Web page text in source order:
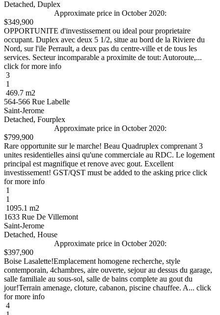
Detached, Duplex
Approximate price in October 2020:
$349,900
OPPORTUNITE d'investissement ou ideal pour proprietaire
occupant. Duplex avec deux 5 1/2, situe au bord de la Riviere du
Nord, sur l'ile Perrault, a deux pas du centre-ville et de tous les
services. Secteur incomparable a proximite de tout: Autoroute,...
click for more info
3
1
469.7 m2
564-566 Rue Labelle
Saint-Jerome
Detached, Fourplex
Approximate price in October 2020:
$799,900
Rare opportunite sur le marche! Beau Quadruplex comprenant 3
unites residentielles ainsi qu'une commerciale au RDC. Le logement
principal est magnifique et renove avec gout. Excellent
investissement! GST/QST must be added to the asking price click
for more info
1
1
1095.1 m2
1633 Rue De Villemont
Saint-Jerome
Detached, House
Approximate price in October 2020:
$397,900
Boise Lasalette!Emplacement homogene recherche, style
contemporain, 4chambres, aire ouverte, sejour au dessus du garage,
salle familiale au sous-sol, salle de bains complete au gout du
jour!Terrain amenage, cloture, cabanon, piscine chauffee. A... click
for more info
4